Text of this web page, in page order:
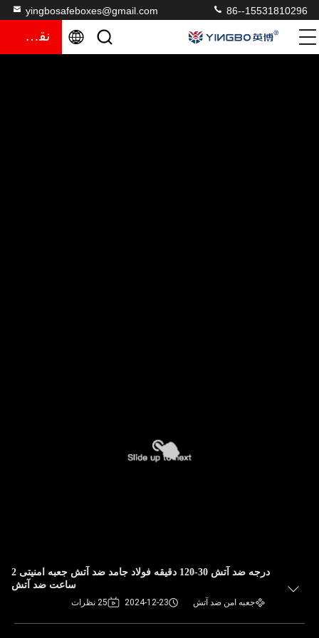
yingbosafeboxes@gmail.com 86--15531810296
نقل قول
درجه ضد آتش 30-120 دقیقه فولاد جامد ضد آتش جعبه امنیتی 2
ساعت ضد آتش
جعبه امن ضد آتش 2024-12-23 25 نظرات